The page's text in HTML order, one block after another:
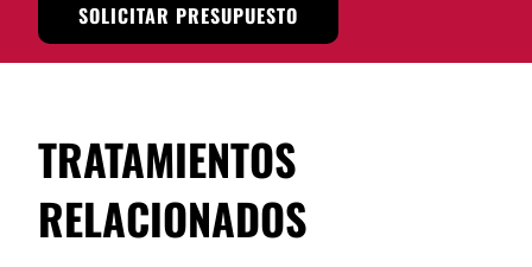
SOLICITAR PRESUPUESTO
TRATAMIENTOS
RELACIONADOS